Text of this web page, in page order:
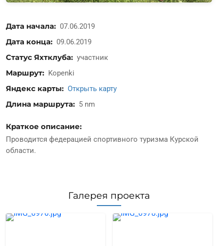
Дата начала 07.06.2019
Дата конца 09.06.2019
Статус Яхтклуба участник
Маршрут Kopenki
Яндекс карты Открыть карту
Длина маршрута 5 nm
Краткое описание:
Проводится федерацией спортивного туризма Курской
области.
Галерея проекта